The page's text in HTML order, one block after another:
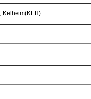
, Kelheim(KEH)